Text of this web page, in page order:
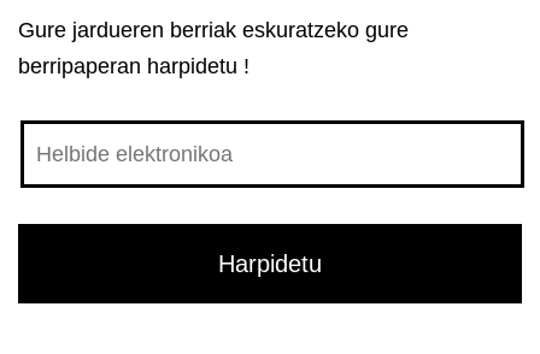
Gure jardueren berriak eskuratzeko gure
berripaperan harpidetu !